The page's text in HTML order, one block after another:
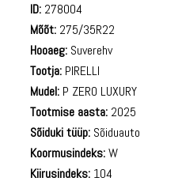
ID: 278004
Mõõt: 275/35R22
Hooaeg: Suverehv
Tootja: PIRELLI
Mudel: P ZERO LUXURY
Tootmise aasta: 2025
Sõiduki tüüp: Sõiduauto
Koormusindeks:W
Kiirusindeks: 104